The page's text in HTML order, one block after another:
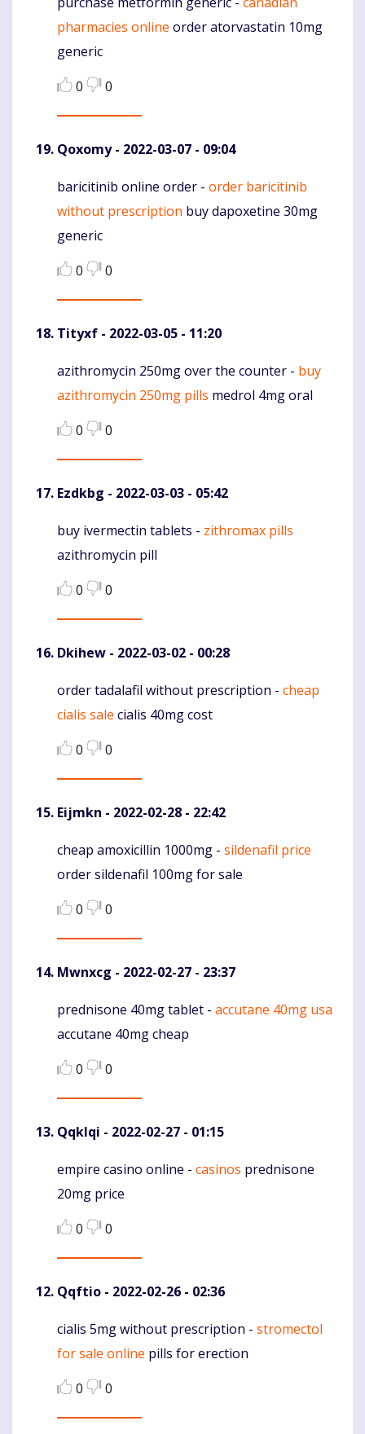
Komentaras
pharmacies online order atorvastatin 10mg
generic
0
0
Qoxomy- 2022-03-07 - 09:04
Komentaras
baricitinib online order - order baricitinib
without prescription buy dapoxetine 30mg
generic
0
0
Tityxf - 2022-03-05 - 11:20
Komentaras
azithromycin 250mg over the counter - buy
azithromycin 250mg pills medrol 4mg oral
0
0
Ezdkbg - 2022-03-03 - 05:42
Komentaras
buy ivermectin tablets - zithromax pills
azithromycin pill
0
0
Dkihew - 2022-03-02 - 00:28
Komentaras
order tadalafil without prescription - cheap
cialis sale cialis 40mg cost
0
0
Eijmkn - 2022-02-28 - 22:42
Komentaras
cheap amoxicillin 1000mg - sildenafil price
order sildenafil 100mg for sale
0
0
Mwnxcg - 2022-02-27 - 23:37
Komentaras
prednisone 40mg tablet - accutane 40mg usa
accutane 40mg cheap
0
0
Qqklqi - 2022-02-27 - 01:15
Komentaras
empire casino online - casinos prednisone
20mg price
0
0
Qqftio - 2022-02-26 - 02:36
Komentaras
cialis 5mg without prescription - stromectol
for sale online pills for erection
0
0